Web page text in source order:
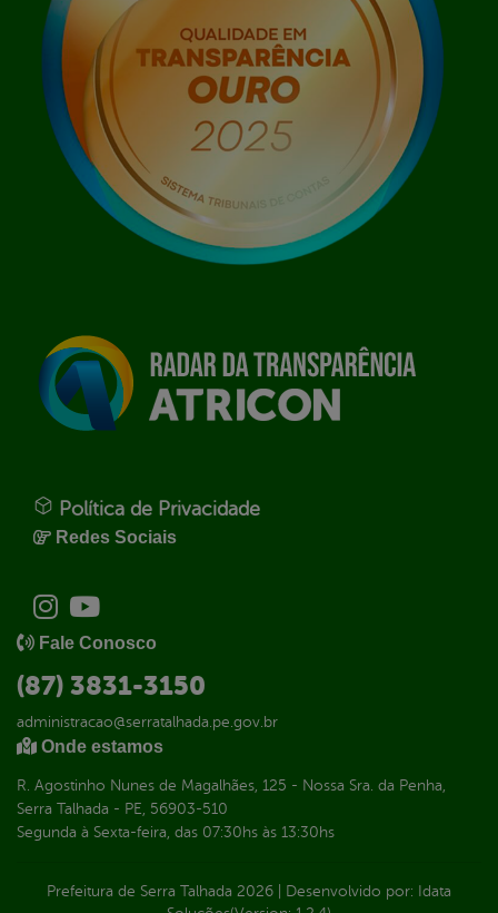
Política de Privacidade
Redes Sociais
Fale Conosco
(87) 3831-3150
administracao@serratalhada.pe.gov.br
Onde estamos
R. Agostinho Nunes de Magalhães, 125 - Nossa Sra. da Penha,
Serra Talhada - PE, 56903-510
Segunda à Sexta-feira, das 07:30hs às 13:30hs
Prefeitura de Serra Talhada 2026 Desenvolvido por: Idata